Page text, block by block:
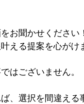
お聞かせください！
える提案を心がけ
はございません。
、選択を間違える